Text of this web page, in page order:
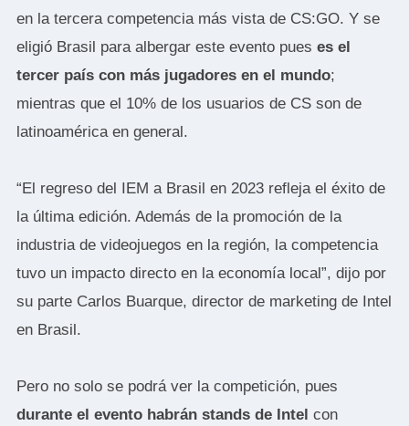
en la tercera competencia más vista de CS:GO. Y se
eligió Brasil para albergar este evento pues es el
tercer país con más jugadores en el mundo;
mientras que el 10% de los usuarios de CS son de
latinoamérica en general.
“El regreso del IEM a Brasil en 2023 refleja el éxito de
la última edición. Además de la promoción de la
industria de videojuegos en la región, la competencia
tuvo un impacto directo en la economía local”, dijo por
su parte Carlos Buarque, director de marketing de Intel
en Brasil.
Pero no solo se podrá ver la competición, pues
durante el evento habrán stands de Intel con